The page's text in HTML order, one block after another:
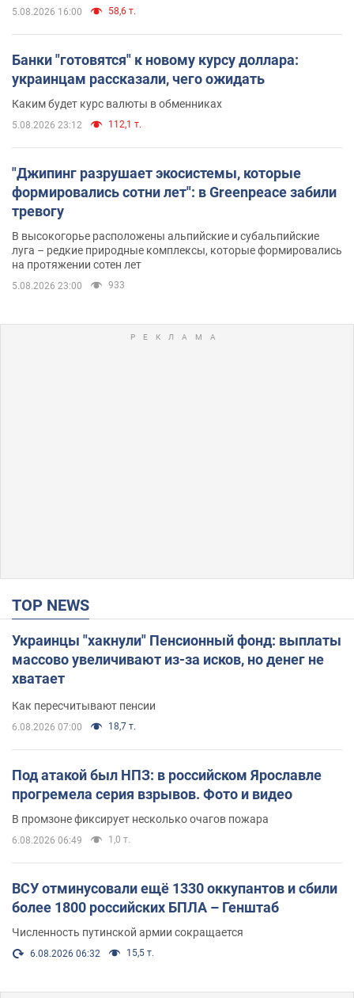
5.08.2026 16:00 58,6 т.
Банки "готовятся" к новому курсу доллара:
украинцам рассказали, чего ожидать
Каким будет курс валюты в обменниках
5.08.2026 23:12 112,1 т.
"Джипинг разрушает экосистемы, которые
формировались сотни лет": в Greenpeace забили
тревогу
В высокогорье расположены альпийские и субальпийские
луга – редкие природные комплексы, которые формировались
на протяжении сотен лет
5.08.2026 23:00 933
TOP NEWS
Украинцы "хакнули" Пенсионный фонд: выплаты
массово увеличивают из-за исков, но денег не
хватает
Как пересчитывают пенсии
6.08.2026 07:00 18,7 т.
Под атакой был НПЗ: в российском Ярославле
прогремела серия взрывов. Фото и видео
В промзоне фиксирует несколько очагов пожара
6.08.2026 06:49 1,0 т.
ВСУ отминусовали ещё 1330 оккупантов и сбили
более 1800 российских БПЛА – Генштаб
Численность путинской армии сокращается
6.08.2026 06:32 15,5 т.